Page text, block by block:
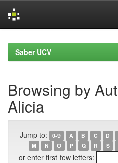
navigationSaber UCV
Browsing by
Alicia
Jump to: 0-9 A B C D
M
N O P Q R S
or enter first few letters: